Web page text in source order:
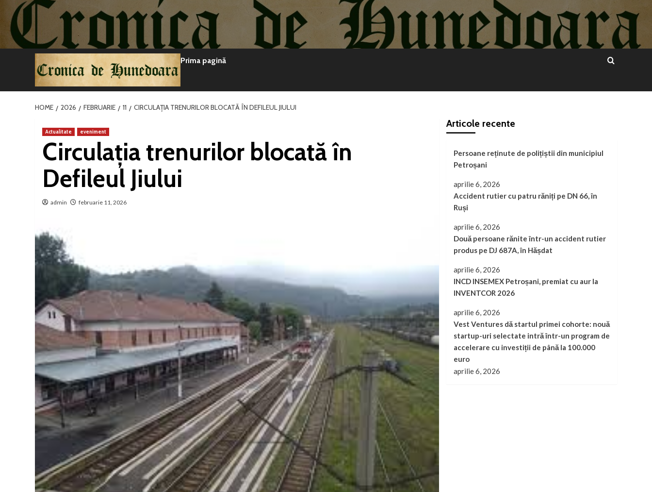
conținut
Prima pagină
HOME 2026 FEBRUARIE 11 CIRCULAȚIA TRENURILOR BLOCATĂ ÎN DEFILEUL JIULUI
Actualitate eveniment
Circulația trenurilor blocată în
Defileul Jiului
admin februarie 11, 2026
Articole recente
Persoane reținute de polițiștii din municipiul
Petroșani
aprilie 6, 2026
Accident rutier cu patru răniți pe DN 66, în
Ruși
aprilie 6, 2026
Două persoane rănite într-un accident rutier
produs pe DJ 687A, în Hășdat
aprilie 6, 2026
INCD INSEMEX Petroșani, premiat cu aur la
INVENTCOR 2026
aprilie 6, 2026
Vest Ventures dă startul primei cohorte: nouă
startup-uri selectate intră într-un program de
accelerare cu investiții de până la 100.000
euro
aprilie 6, 2026